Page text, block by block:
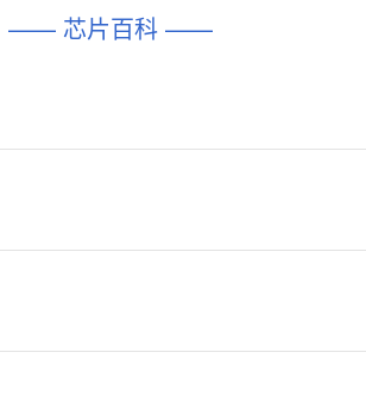
—— 芯片百科 ——